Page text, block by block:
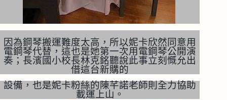
因為鋼琴搬運難度太高，所以妮卡欣然同意用
電鋼琴代替，這也是她第一次用電鋼琴公開演
奏；長濱國小校長林克銘聽說此事立刻慨允出
借這台新購的
設備，也是妮卡粉絲的陳芊諾老師則 全力協助
載運上山。